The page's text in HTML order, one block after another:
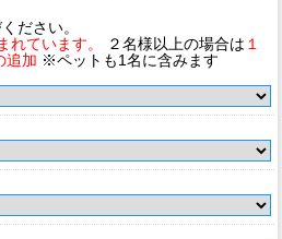
ださい。
ています。
２名様以上の場合は １
追加 ※ペットも1名に含みます